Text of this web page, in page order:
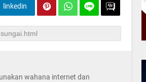
linkedin
wahana internet dan